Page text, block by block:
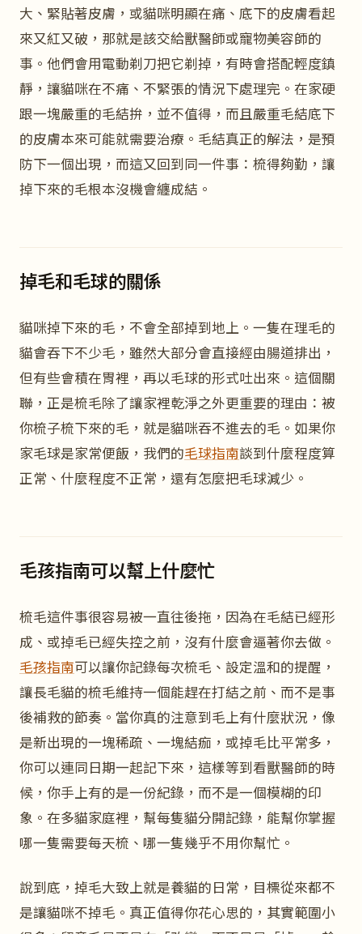
大、緊貼著皮膚，或貓咪明顯在痛、底下的皮膚看起
來又紅又破，那就是該交給獸醫師或寵物美容師的
事。他們會用電動剃刀把它剃掉，有時會搭配輕度鎮
靜，讓貓咪在不痛、不緊張的情況下處理完。在家硬
跟一塊嚴重的毛結拚，並不值得，而且嚴重毛結底下
的皮膚本來可能就需要治療。毛結真正的解法，是預
防下一個出現，而這又回到同一件事：梳得夠勤，讓
掉下來的毛根本沒機會纏成結。
掉毛和毛球的關係
貓咪掉下來的毛，不會全部掉到地上。一隻在理毛的
貓會吞下不少毛，雖然大部分會直接經由腸道排出，
但有些會積在胃裡，再以毛球的形式吐出來。這個關
聯，正是梳毛除了讓家裡乾淨之外更重要的理由：被
你梳子梳下來的毛，就是貓咪吞不進去的毛。如果你
家毛球是家常便飯，我們的毛球指南談到什麼程度算
正常、什麼程度不正常，還有怎麼把毛球減少。
毛孩指南可以幫上什麼忙
梳毛這件事很容易被一直往後拖，因為在毛結已經形
成、或掉毛已經失控之前，沒有什麼會逼著你去做。
毛孩指南可以讓你記錄每次梳毛、設定溫和的提醒，
讓長毛貓的梳毛維持一個能趕在打結之前、而不是事
後補救的節奏。當你真的注意到毛上有什麼狀況，像
是新出現的一塊稀疏、一塊結痂，或掉毛比平常多，
你可以連同日期一起記下來，這樣等到看獸醫師的時
候，你手上有的是一份紀錄，而不是一個模糊的印
象。在多貓家庭裡，幫每隻貓分開記錄，能幫你掌握
哪一隻需要每天梳、哪一隻幾乎不用你幫忙。
說到底，掉毛大致上就是養貓的日常，目標從來都不
是讓貓咪不掉毛。真正值得你花心思的，其實範圍小